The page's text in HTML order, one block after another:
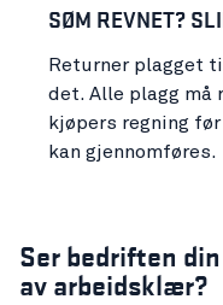
SØM REVNET?
Returner plagget
det. Alle plagg
kjøpers regning
kan gjennomføres.
Ser bedriften
av arbeidsklær?